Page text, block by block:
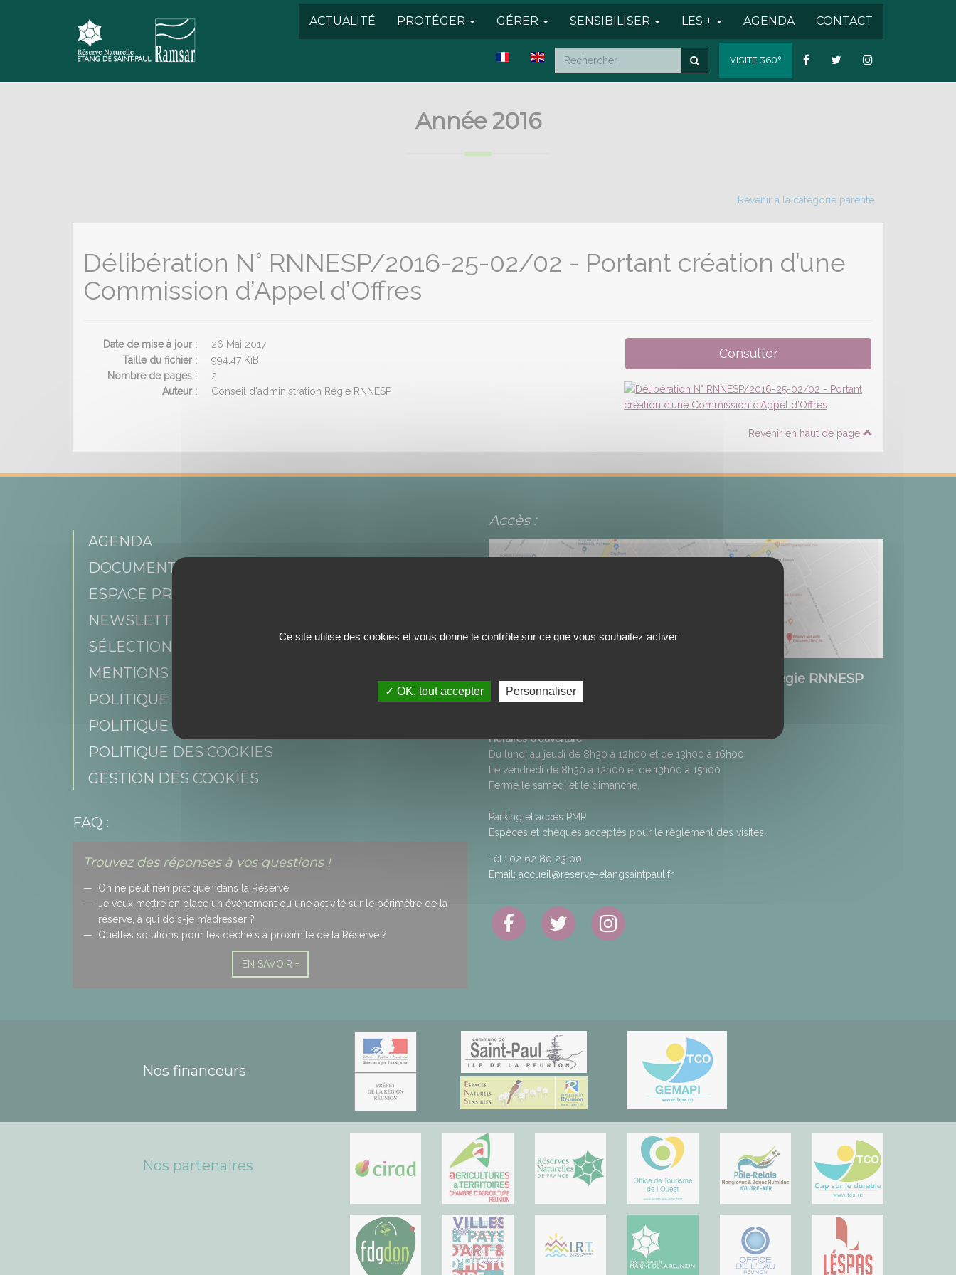
ACTUALITÉ PROTÉGER GÉRER SENSIBILISER LES + AGENDA CONTACT
VISITE 360°
Année 2016
Revenir à la catégorie parente
Délibération N° RNNESP/2016-25-02/02 - Portant création d’une
Commission d’Appel d’Offres
Date de mise à jour :
26 Mai 2017
Taille du fichier :
994.47 KiB
Nombre de pages :
2
Auteur :
Conseil d'administration Régie RNNESP
Revenir en haut de page
AGENDA
DOCUMENTATIONS
ESPACE PRESSE
NEWSLETTER
SÉLECTION DE PROFIL
MENTIONS LÉGALES
POLITIQUE DE CONFIDENTIALITÉ DES DONNÉES
POLITIQUE DES RÉSEAUX SOCIAUX
POLITIQUE DES COOKIES
GESTION DES COOKIES
FAQ :
Trouvez des réponses à vos questions !
On ne peut rien pratiquer dans la Réserve.
Je veux mettre en place un événement ou une activité sur le périmètre de la
réserve, à qui dois-je m’adresser ?
Quelles solutions pour les déchets à proximité de la Réserve ?
EN SAVOIR +
Accès :
Maison de la Réserve Etang de Saint-Paul / Régie RNNESP
50, rue Anatole Hugot - Savanna
Horaires d’ouverture
Du lundi au jeudi de 8h30 à 12h00 et de 13h00 à 16h00
Le vendredi de 8h30 à 12h00 et de 13h00 à 15h00
Fermé le samedi et le dimanche.
Parking et accès PMR
Espèces et chèques acceptés pour le règlement des visites.
Tél.: 02 62 80 23 00
Email: accueil@reserve-etangsaintpaul.fr
Nos financeurs
Nos partenaires
Ce site utilise des cookies et vous donne le contrôle sur ce que vous souhaitez activer
✓ OK, tout accepter Personnaliser